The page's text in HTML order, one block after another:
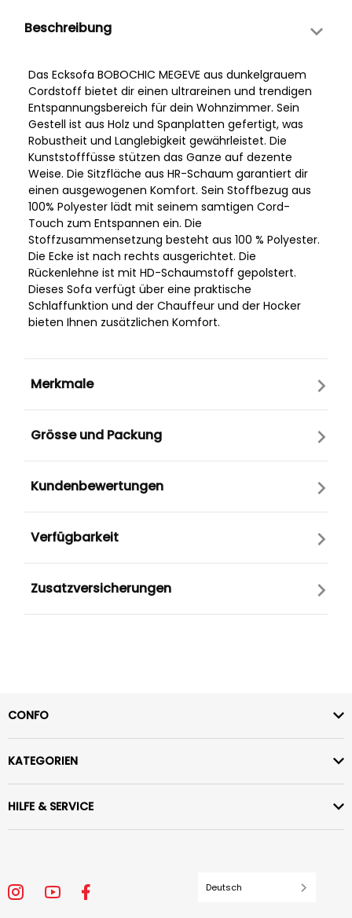
Beschreibung
Das Ecksofa BOBOCHIC MEGEVE aus dunkelgrauem
Cordstoff bietet dir einen ultrareinen und trendigen
Entspannungsbereich für dein Wohnzimmer. Sein
Gestell ist aus Holz und Spanplatten gefertigt, was
Robustheit und Langlebigkeit gewährleistet. Die
Kunststofffüsse stützen das Ganze auf dezente
Weise. Die Sitzfläche aus HR-Schaum garantiert dir
einen ausgewogenen Komfort. Sein Stoffbezug aus
100% Polyester lädt mit seinem samtigen Cord-
Touch zum Entspannen ein. Die
Stoffzusammensetzung besteht aus 100 % Polyester.
Die Ecke ist nach rechts ausgerichtet. Die
Rückenlehne ist mit HD-Schaumstoff gepolstert.
Dieses Sofa verfügt über eine praktische
Schlaffunktion und der Chauffeur und der Hocker
bieten Ihnen zusätzlichen Komfort.
Merkmale
Grösse und Packung
Kundenbewertungen
Verfügbarkeit
Zusatzversicherungen
CONFO
KATEGORIEN
HILFE & SERVICE
Deutsch